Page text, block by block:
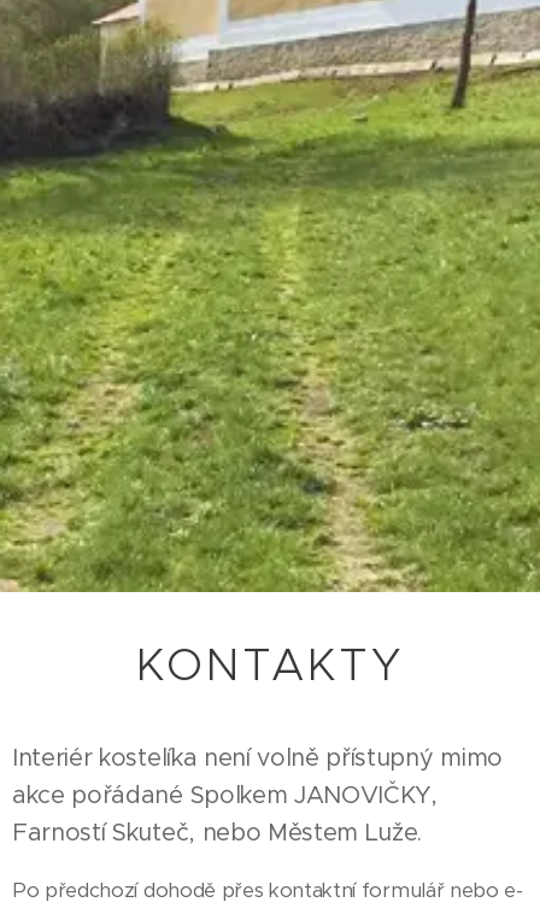
KONTAKTY
Interiér kostelíka není volně přístupný mimo
akce pořádané Spolkem JANOVIČKY,
Farností Skuteč, nebo Městem Luže.
Po předchozí dohodě přes kontaktní formulář nebo e-